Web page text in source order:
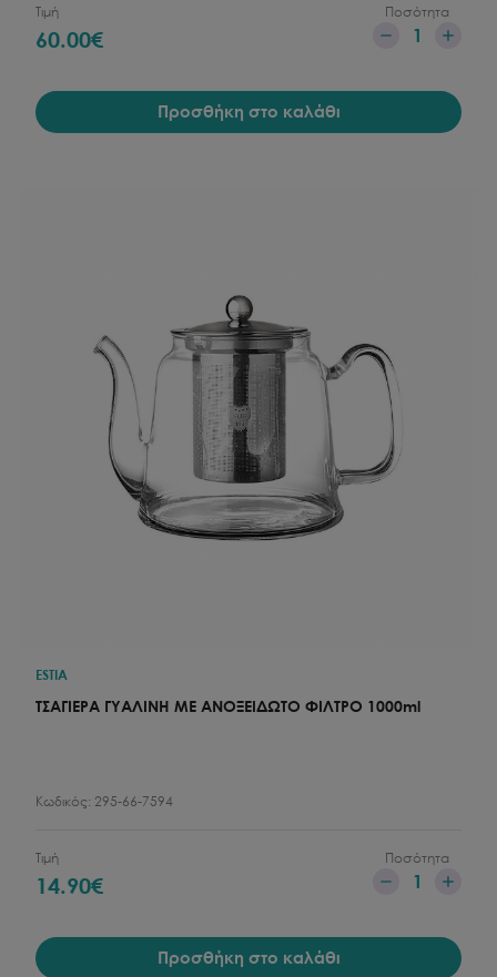
Τιμή
60.00€
Ποσότητα
1
Προσθήκη στο καλάθι
ESTIA
ΤΣAΓΙΕΡΑ ΓΥΑΛΙΝΗ ΜΕ ΑΝΟΞΕΙΔΩΤΟ ΦΙΛΤΡΟ 1000ml
Κωδικός: 295-66-7594
Τιμή
14.90€
Ποσότητα
1
Προσθήκη στο καλάθι